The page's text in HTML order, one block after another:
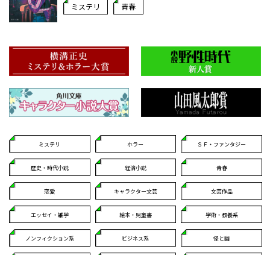
ミステリ 青春
ミステリ ホラー ＳＦ・ファンタジー
歴史・時代小説 経済小説 青春
恋愛 キャラクター文芸 文芸作品
エッセイ・雑学 絵本・児童書 学術・教養系
ノンフィクション系 ビジネス系 怪と幽